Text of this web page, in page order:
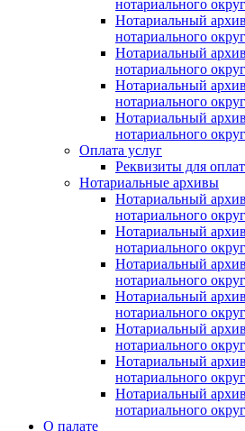
нотариального
Нотариальный
нотариального
Нотариальный
нотариального
Нотариальный
нотариального
Нотариальный
нотариального
Оплата услуг
Реквизиты для
Нотариальные архивы
Нотариальный
нотариального
Нотариальный
нотариального
Нотариальный
нотариального
Нотариальный
нотариального
Нотариальный
нотариального
Нотариальный
нотариального
Нотариальный
нотариального
О палате